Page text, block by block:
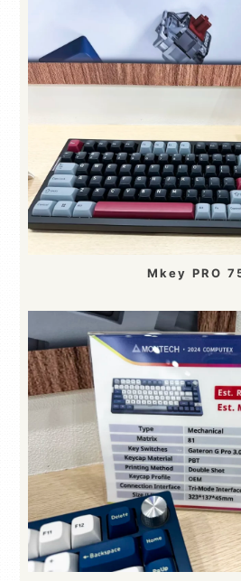
Mkey PRO